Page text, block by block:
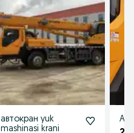
автокран yuk
mashinasi krani